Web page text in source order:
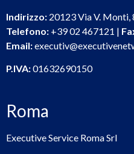
Indirizzo: 20123 Via V. Monti,
Telefono: +39 02 467121 |
Email:
P.IVA:01632690150
Roma
Executive Service Roma Srl